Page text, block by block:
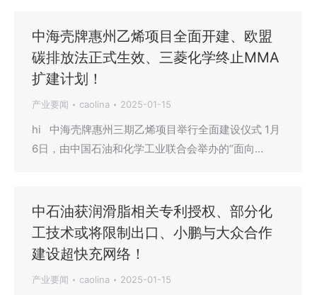
中海壳牌惠州乙烯项目全面开建、欧盟
碳排放法正式生效、三菱化学终止MMA
扩建计划！
产业要闻 caolina 2025-01-15
hi 中海壳牌惠州三期乙烯项目举行全面建设仪式 1月
6日，由中国石油和化学工业联合会举办的“面向…
中石油获润滑脂相关专利授权、部分化
工技术或将限制出口、小鹏与大众合作
建设超快充网络！
产业要闻 caolina 2025-01-15